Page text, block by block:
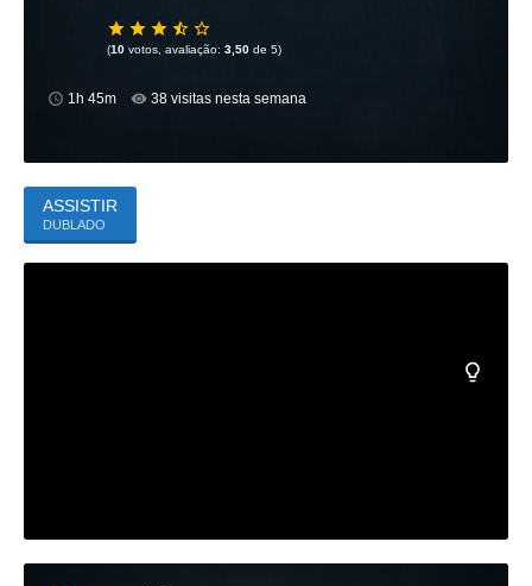
(10 votos, avaliação: 3,50 de 5)
1h 45m 38 visitas nesta semana
ASSISTIR
DUBLADO